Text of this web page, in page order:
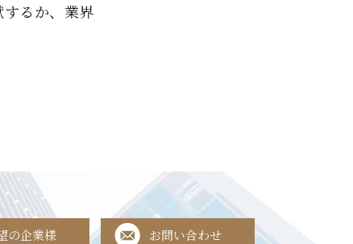
るか、業界
の企業様 お問い合わせ